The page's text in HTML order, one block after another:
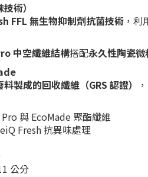
術）
FFL 無生物抑制劑抗菌技術 ，利
中空纖維結構搭配永久性陶瓷微
製成的回收纖維（GRS 認證）
與 EcoMade 聚酯纖維
Fresh 抗異味處理
公分